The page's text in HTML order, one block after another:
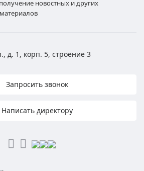
новостных и других
д. 1, корп. 5, строение 3
Запросить звонок
Написать директору